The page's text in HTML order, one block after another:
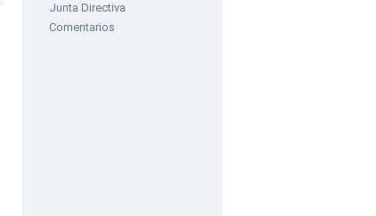
Junta Directiva
Comentarios